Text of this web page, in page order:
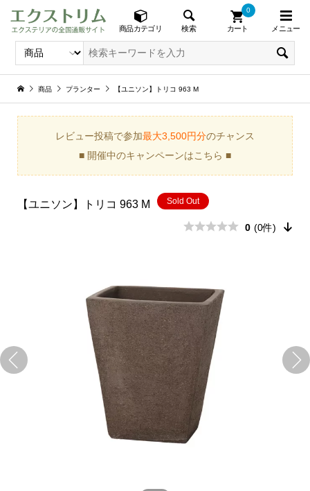
商品カテゴリ 検索 カート
0
メニュー
商品 プランター 【ユニソン】トリコ 963 M
レビュー投稿で参加最大3,500円分のチャンス
■ 開催中のキャンペーンはこちら ■
【ユニソン】トリコ 963 M Sold Out
0 (0件)